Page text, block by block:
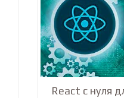
React с нуля